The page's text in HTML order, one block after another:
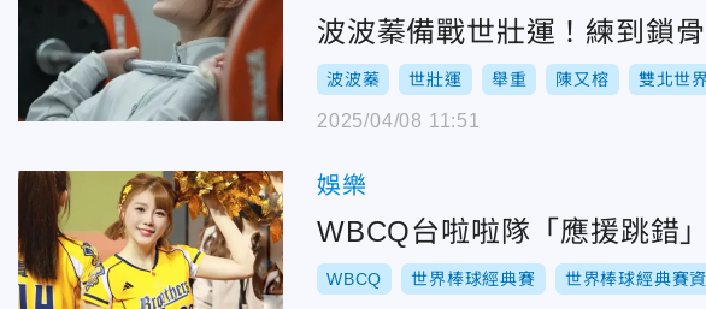
波波蓁備戰世壯運！練到鎖
波波蓁 世壯運 舉重 陳又榕 雙北世
2025/04/08 11:51
娛樂
WBCQ台啦啦隊「應援跳錯
WBCQ 世界棒球經典賽 世界棒球經典賽